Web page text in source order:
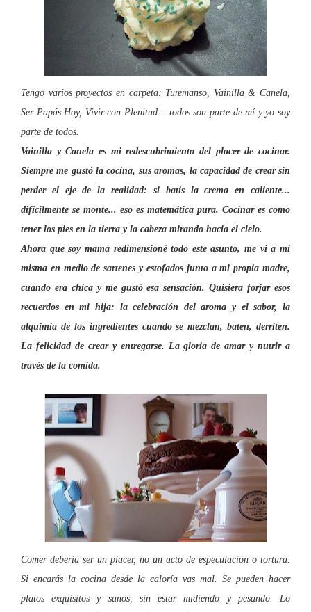
Tengo varios proyectos en carpeta: Turemanso, Vainilla & Canela,
Ser Papás Hoy, Vivir con Plenitud... todos son parte de mí y yo soy
parte de todos.
Vainilla y Canela es mi redescubrimiento del placer de cocinar.
Siempre me gustó la cocina, sus aromas, la capacidad de crear sin
perder el eje de la realidad: si batis la crema en caliente...
difícilmente se monte... eso es matemática pura. Cocinar es como
tener los pies en la tierra y la cabeza mirando hacia el cielo.
Ahora que soy mamá redimensioné todo este asunto, me vi a mi
misma en medio de sartenes y estofados junto a mi propia madre,
cuando era chica y me gustó esa sensación. Quisiera forjar esos
recuerdos en mi hija: la celebración del aroma y el sabor, la
alquimia de los ingredientes cuando se mezclan, baten, derriten.
La felicidad de crear y entregarse. La gloria de amar y nutrir a
través de la comida.
Comer debería ser un placer, no un acto de especulación o tortura.
Si encarás la cocina desde la caloría vas mal. Se pueden hacer
platos exquisitos y sanos, sin estar midiendo y pesando. Lo